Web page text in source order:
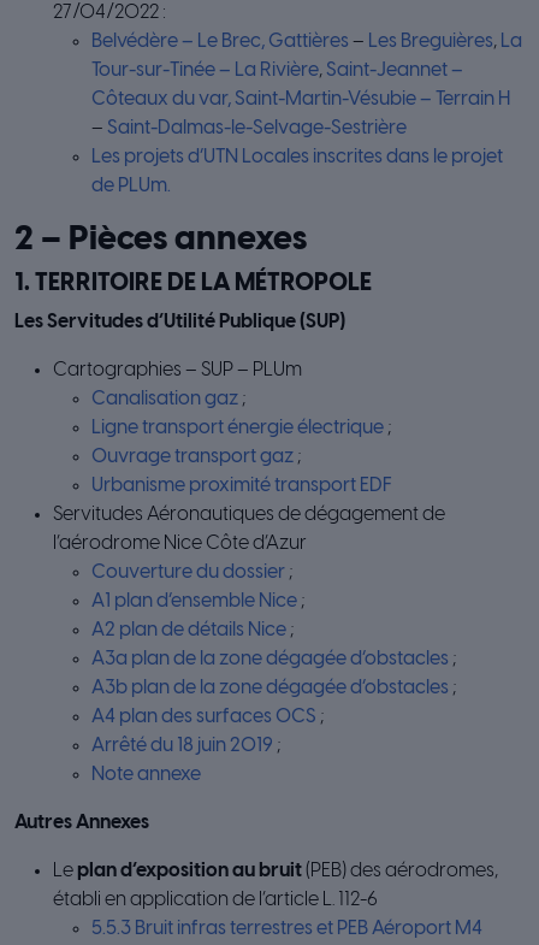
27/04/2022 :
Belvédère – Le Brec, Gattières – Les Breguières, La
Tour-sur-Tinée – La Rivière,Saint-Jeannet –
Côteaux du var,Saint-Martin-Vésubie – Terrain H
– Saint-Dalmas-le-Selvage-Sestrière
Les projets d’UTN Locales inscrites dans le projet
de PLUm.
2 – Pièces annexes
1. TERRITOIRE DE LA MÉTROPOLE
Les Servitudes d’Utilité Publique (SUP)
Cartographies – SUP – PLUm
Canalisation gaz ;
Ligne transport énergie électrique ;
Ouvrage transport gaz ;
Urbanisme proximité transport EDF
Servitudes Aéronautiques de dégagement de
l’aérodrome Nice Côte d’Azur
Couverture du dossier ;
A1 plan d’ensemble Nice ;
A2 plan de détails Nice ;
A3a plan de la zone dégagée d’obstacles ;
A3b plan de la zone dégagée d’obstacles ;
A4 plan des surfaces OCS ;
Arrêté du 18 juin 2019 ;
Note annexe
Autres Annexes
Le plan d’exposition au bruit(PEB) des aérodromes,
établi en application de l’article L. 112-6
5.5.3 Bruit infras terrestres et PEB Aéroport M4